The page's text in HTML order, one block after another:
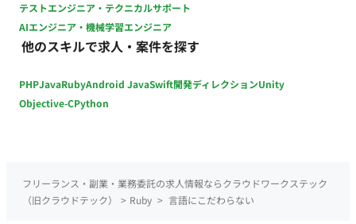
テストエンジニア・テクニカルサポート
AIエンジニア・機械学習エンジニア
他のスキルで求人・案件を探す
PHPJavaRubyAndroid JavaSwift開発ディレクションUnity
Objective-CPython
フリーランス・副業・業務委託の求人情報ならクラウドワークステック
（旧クラウドテック）
> Ruby > 言語にこだわらない